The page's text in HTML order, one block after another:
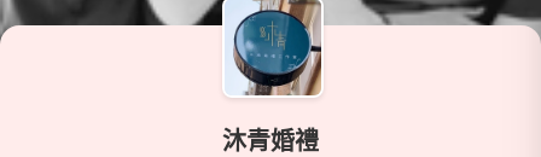
沐青婚禮